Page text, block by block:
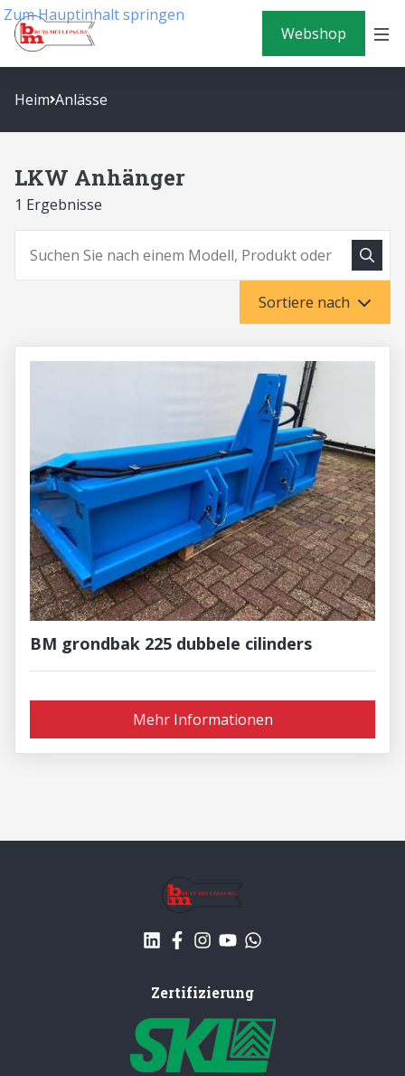
Zum Hauptinhalt springen
Webshop
Heim Anlässe
LKW Anhänger
1 Ergebnisse
Suchen
Sortiere nach
BM grondbak 225 dubbele cilinders
Mehr Informationen
Zertifizierung